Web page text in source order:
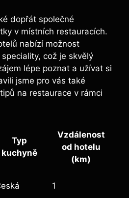
dopřát společné
v místních restauracích.
nabízí možnost
což je skvělý
lépe poznat a užívat si
jsme pro vás také
na restaurace v rámci
Typ
kuchyně
Vzdálenost
od hotelu
(km)
1